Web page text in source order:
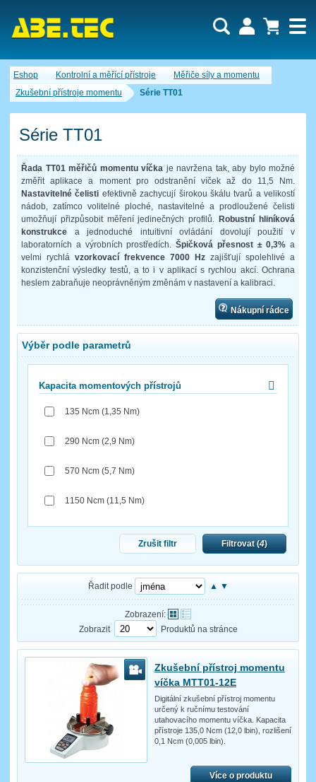
Eshop Kontrolní a měřící přístroje
Měřiče síly a momentu
Zkušební přístroje momentu
Série TT01
Série TT01
Řada TT01 měřičů momentu víčka je navržena tak, aby bylo možné
změřit aplikace a moment pro odstranění víček až do 11,5 Nm.
Nastavitelné čelisti efektivně zachycují širokou škálu tvarů a velikostí
nádob, zatímco volitelné ploché, nastavitelné a prodloužené čelisti
umožňují přizpůsobit měření jedinečných profilů.Robustní hliníková
konstrukce a jednoduché intuitivní ovládání dovolují použití v
laboratorních a výrobních prostředích. Špičková přesnost ± 0,3% a
velmi rychlá vzorkovací frekvence 7000 Hz zajišťují spolehlivé a
konzistenční výsledky testů, a to i v aplikací s rychlou akcí. Ochrana
heslem zabraňuje neoprávněným změnám v nastavení a kalibraci.
Nákupní rádce
Výběr podle parametrů
Kapacita momentových přístrojů
135 Ncm (1,35 Nm)
290 Ncm (2,9 Nm)
570 Ncm (5,7 Nm)
1150 Ncm (11,5 Nm)
Zrušit filtr Filtrovat (4)
Řadit podle ▲ ▼
Zobrazení:
Zobrazit
Produktů na stránce
Zkušební přístroj momentu
víčka MTT01-12E
Digitální zkušební přístroj momentu
určený k ručnímu testování
utahovacího momentu víčka. Kapacita
přístroje 135,0 Ncm (12,0 lbin), rozlišení
0,1 Ncm (0,005 lbin).
Více o produktu
Nákupní košík je momentálně prázdný.
Počet produktů:0
Cena celkem:0,00 CZK
Uživatel:
Heslo:
Zapomenuté heslo Nová registrace